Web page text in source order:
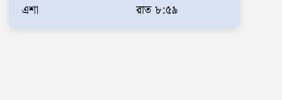
খুনের মামলায় গ্রেপ্তার তার স্বামী
এশা রাত ৮:৫৯